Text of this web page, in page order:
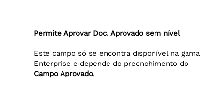
Permite Aprovar Doc. Aprovado sem nível
Este campo só se encontra disponível na gama
Enterprise e depende do preenchimento do
Campo Aprovado.